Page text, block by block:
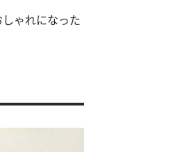
ゃれになった